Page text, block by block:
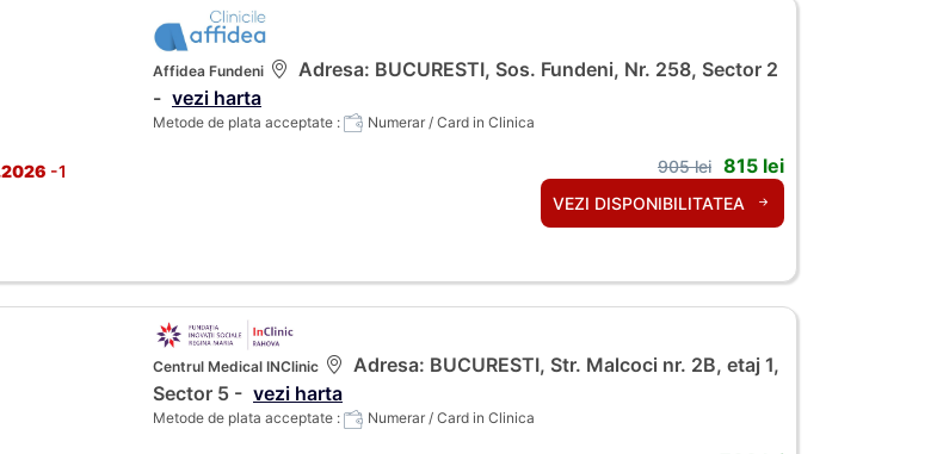
-1
Affidea Fundeni
Adresa: BUCURESTI, Sos. Fundeni, Nr. 258, Sector 2
- vezi harta
Metode de plata acceptate : Numerar / Card in Clinica
905 lei 815 lei
VEZI DISPONIBILITATEA
Centrul Medical INClinic
Adresa: BUCURESTI, Str. Malcoci nr. 2B, etaj 1,
Sector 5 - vezi harta
Metode de plata acceptate : Numerar / Card in Clinica